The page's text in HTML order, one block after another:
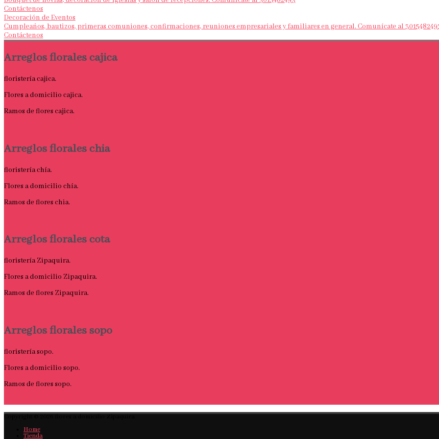
Contáctenos
Decoración de Eventos
Cumpleaños, bautizos, primeras comuniones, confirmaciones, reuniones empresariales y familiares en general. Comunícate al
Contáctenos
Arreglos florales cajica
floristería cajica.
Flores a domicilio cajica.
Ramos de flores cajica.
Arreglos florales chia
floristería chía.
Flores a domicilio chía.
Ramos de flores chia.
Arreglos florales cota
floristería Zipaquira.
Flores a domicilio Zipaquira.
Ramos de flores Zipaquira.
Arreglos florales sopo
floristería sopo.
Flores a domicilio sopo.
Ramos de flores sopo.
Home
Tienda